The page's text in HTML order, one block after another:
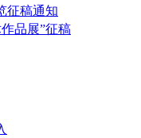
征稿通知
品展”征稿